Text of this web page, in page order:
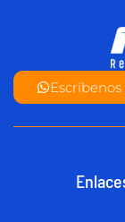
Escríbenos